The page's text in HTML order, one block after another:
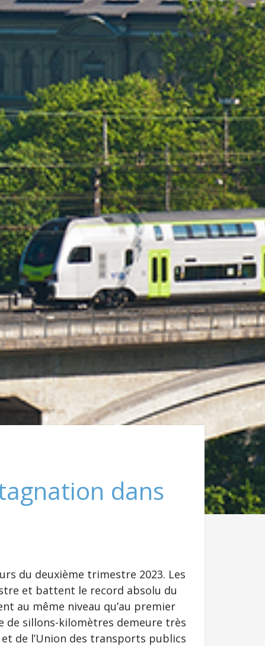
dans
du deuxième trimestre 2023. Les
et battent le record absolu du
au même niveau qu’au premier
de sillons-kilomètres demeure très
de l’Union des transports publics